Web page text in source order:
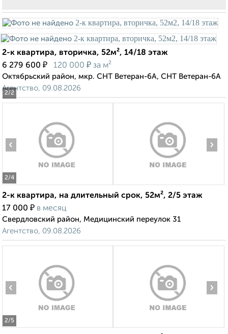
2/2
2-к квартира, вторичка, 52м², 14/18 этаж
6 279 600 ₽ 120 000 ₽ за м²
Октябрьский район, мкр. СНТ Ветеран-6А, СНТ Ветеран-6А
Агентство, 09.08.2026
2/4
‹ ›
2-к квартира, на длительный срок, 52м², 2/5 этаж
17 000 ₽ в месяц
Свердловский район, Медицинский переулок 31
Агентство, 09.08.2026
2/5
‹ ›